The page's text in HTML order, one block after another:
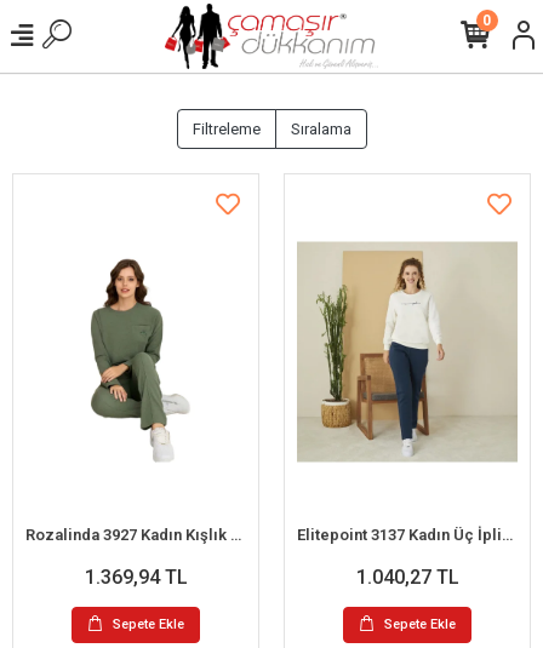
0
Filtreleme Sıralama
Rozalinda 3927 Kadın Kışlık O-Yaka Cepli Eşofman Takım
1.369,94 TL
Sepete Ekle
Elitepoint 3137 Kadın Üç İplik Eşofman Takım
1.040,27 TL
Sepete Ekle